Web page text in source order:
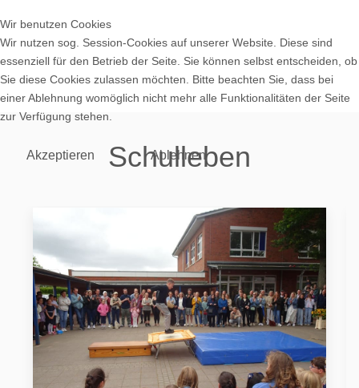
Schulleben
Wir benutzen Cookies
Wir nutzen sog. Session-Cookies auf unserer Website. Diese sind
essenziell für den Betrieb der Seite. Sie können selbst entscheiden, ob
Sie diese Cookies zulassen möchten. Bitte beachten Sie, dass bei
einer Ablehnung womöglich nicht mehr alle Funktionalitäten der Seite
zur Verfügung stehen.
Akzeptieren Ablehnen